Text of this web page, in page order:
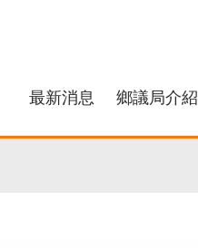
最新消息 鄉議局介紹